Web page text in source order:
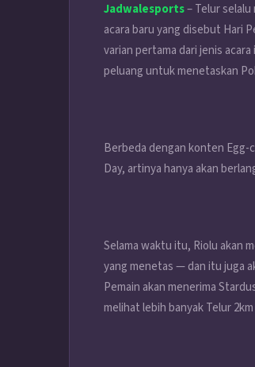
Jadwalesports– Telur
acara baru yang disebut Hari
varian pertama dari jenis
peluang untuk menetaskan
Berbeda dengan konten Egg-
Day, artinya hanya akan
Selama waktu itu, Riolu akan
yang menetas — dan itu juga
Pemain akan menerima
melihat lebih banyak Telur